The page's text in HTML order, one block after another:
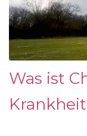
Was ist